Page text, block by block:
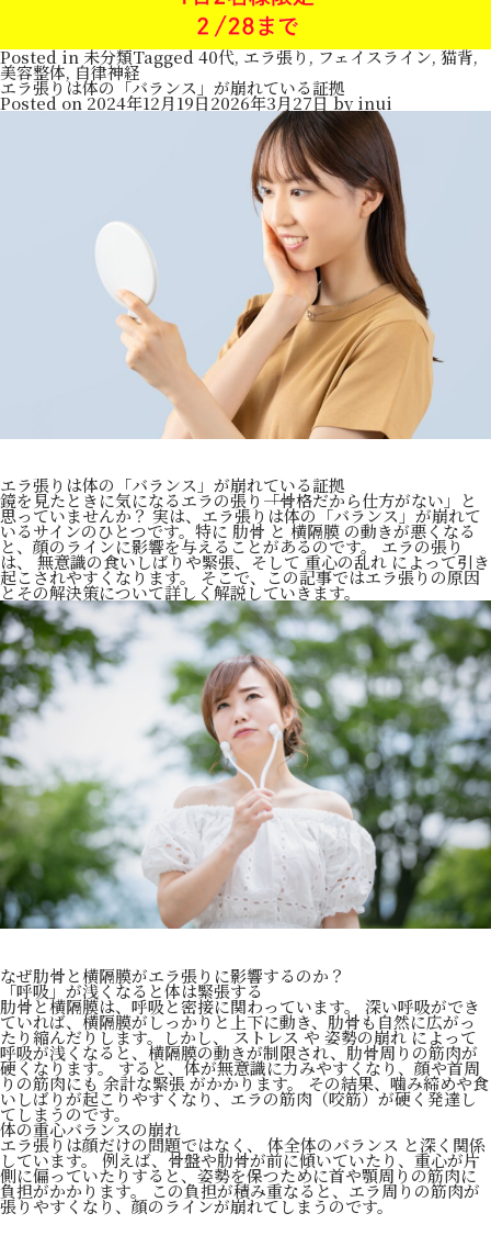
Posted in未分類Tagged40代,エラ張り,フェイスライン,猫背,
美容整体, 自律神経
エラ張りは体の「バランス」が崩れている証拠
Posted on2024年12月19日2026年3月27日byinui
エラ張りは体の「バランス」が崩れている証拠
鏡を見たときに気になるエラの張り――「骨格だから仕方がない」と
思っていませんか？ 実は、エラ張りは体の「バランス」が崩れて
いるサインのひとつです。特に 肋骨 と 横隔膜 の動きが悪くなる
と、顔のラインに影響を与えることがあるのです。 エラの張り
は、 無意識の食いしばりや緊張、そして 重心の乱れ によって引き
起こされやすくなります。 そこで、この記事ではエラ張りの原因
とその解決策について詳しく解説していきます。
なぜ肋骨と横隔膜がエラ張りに影響するのか？
「呼吸」が浅くなると体は緊張する
肋骨と横隔膜は、呼吸と密接に関わっています。 深い呼吸ができ
ていれば、横隔膜がしっかりと上下に動き、肋骨も自然に広がっ
たり縮んだりします。しかし、 ストレス や 姿勢の崩れ によって
呼吸が浅くなると、横隔膜の動きが制限され、肋骨周りの筋肉が
硬くなります。 すると、体が無意識に力みやすくなり、顔や首周
りの筋肉にも 余計な緊張 がかかります。 その結果、噛み締めや食
いしばりが起こりやすくなり、エラの筋肉（咬筋）が硬く発達し
てしまうのです。
体の重心バランスの崩れ
エラ張りは顔だけの問題ではなく、 体全体のバランス と深く関係
しています。 例えば、骨盤や肋骨が前に傾いていたり、重心が片
側に偏っていたりすると、姿勢を保つために首や顎周りの筋肉に
負担がかかります。 この負担が積み重なると、エラ周りの筋肉が
張りやすくなり、顔のラインが崩れてしまうのです。